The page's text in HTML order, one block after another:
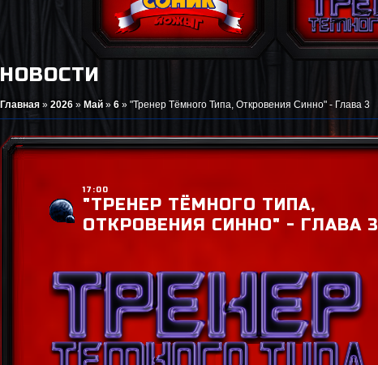
НОВОСТИ
Главная » 2026 » Май » 6 » "Тренер Тёмного Типа, Откровения Синно" - Глава 3
17:00
"ТРЕНЕР ТЁМНОГО ТИПА,
ОТКРОВЕНИЯ СИННО" - ГЛАВА 3